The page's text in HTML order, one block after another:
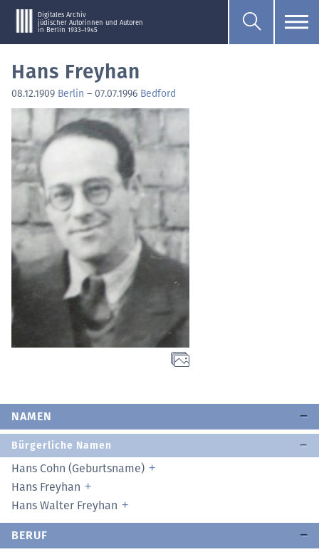
Digitales Archiv
jüdischer Autorinnen und Autoren
in Berlin 1933–1945
Hans Freyhan
08.12.1909 Berlin – 07.07.1996 Bedford
NAMEN
Bürgerliche Namen
Hans Cohn (Geburtsname)
Hans Freyhan
Hans Walter Freyhan
BERUF